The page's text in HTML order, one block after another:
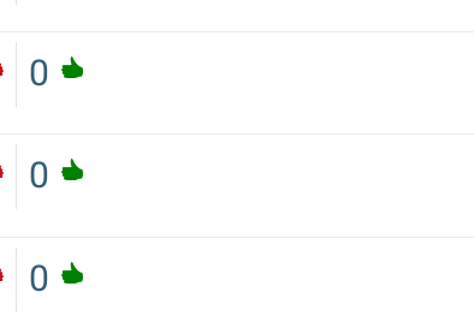
0
0
0